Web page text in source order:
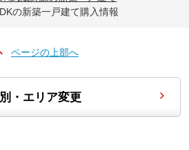
の新築一戸建て購入情報
ページの上部へ
・エリア変更